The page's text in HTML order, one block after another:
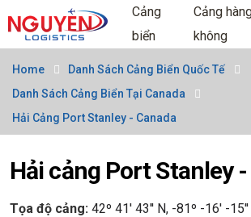
Cảng
biển
Cảng
không
Home
Danh Sách Cảng Biển Quốc Tế
Danh Sách Cảng Biển Tại Canada
Hải Cảng Port Stanley - Canada
Hải cảng Port Stanley
Tọa độ cảng: 42º 41' 43'' N, -81º -16' -15''